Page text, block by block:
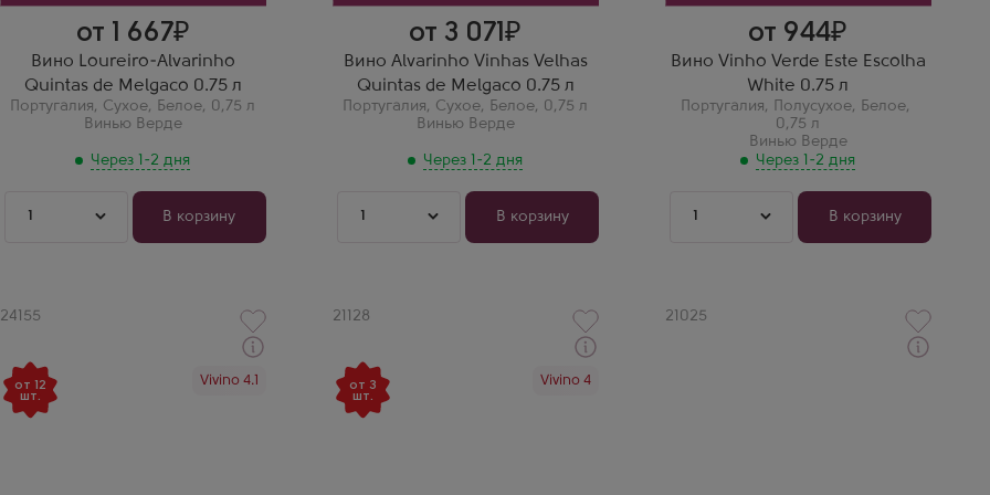
от 1 667
Вино Loureiro-Alvarinho
Quintas de Melgaco 0.75 л
Португалия, Сухое, Белое, 0,75 л
Винью Верде
Через 1-2 дня
1 В корзину
от 3 071
Вино Alvarinho Vinhas Velhas
Quintas de Melgaco 0.75 л
Португалия, Сухое, Белое, 0,75 л
Винью Верде
Через 1-2 дня
1 В корзину
от 944
Вино Vinho Verde Este Escolha
White 0.75 л
Португалия, Полусухое, Белое,
0,75 л
Винью Верде
Через 1-2 дня
1 В корзину
Артикул
24155
Vivino 4.1
от 12
шт.
Через 1-2 дня
Белое Полусухое Вино
Диарио Бранко
Производитель
Артикул
21128
Vivino 4
от 3
шт.
Через 1-2 дня
Белое Полусухое Вино
Маре & Гриль Винью Верде
Бранко Кинта даз Аркаш
Артикул
21025